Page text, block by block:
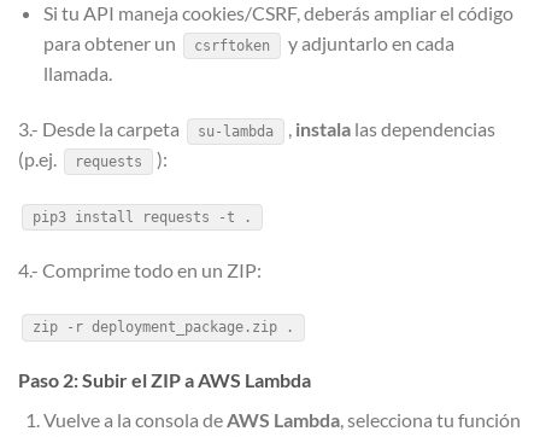
Si tu API maneja cookies/CSRF, deberás ampliar el código
para obtener un
csrftoken
y adjuntarlo en cada
llamada.
3.- Desde la carpeta su-lambda , instala las dependencias
(p.ej.
requests ):
pip3 install requests -t .
4.- Comprime todo en un ZIP:
zip -r deployment_package.zip .
Paso 2: Subir el ZIP a AWS Lambda
Vuelve a la consola deAWS Lambda, selecciona tu función